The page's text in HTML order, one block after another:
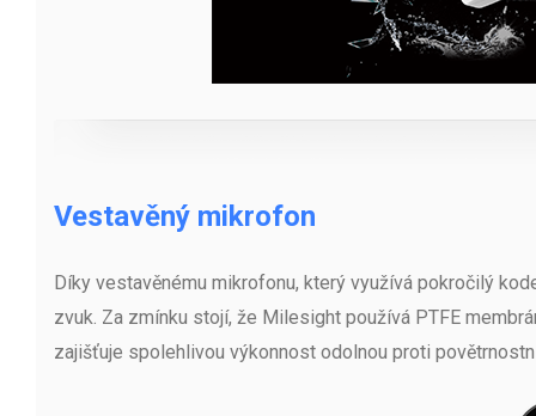
Vestavěný mikrofon
Díky vestavěnému mikrofonu, který využívá pokročilý
zvuk. Za zmínku stojí, že Milesight používá PTFE
zajišťuje spolehlivou výkonnost odolnou proti